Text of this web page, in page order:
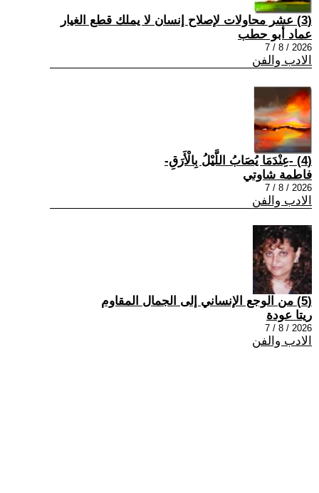
(3) عشر محاولات لإصلاح إنسان لا يملك قطع الغيار
عماد أبو حطب
2026 / 8 / 7
الادب والفن
(4) -عِنْدَمَا يُصَابُ اللَّيْلُ بِالْأَرَقِ-
فاطمة شاوتي
2026 / 8 / 7
الادب والفن
(5) من الوجع الإنساني إلى الجمال المقاوم
ريتا عودة
2026 / 8 / 7
الادب والفن